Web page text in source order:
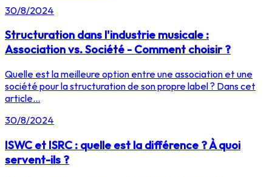
30/8/2024
Structuration dans l'industrie musicale :
Association vs. Société - Comment choisir ?
Quelle est la meilleure option entre une association et une
société pour la structuration de son propre label ? Dans cet
article...
30/8/2024
ISWC et ISRC : quelle est la différence ? À quoi
servent-ils ?